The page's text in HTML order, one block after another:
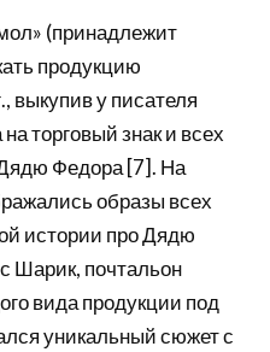
(принадлежит
продукцию
выкупив у писателя
торговый знак и всех
Федора [7]. На
образы всех
истории про Дядю
Шарик, почтальон
вида продукции под
уникальный сюжет с